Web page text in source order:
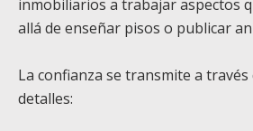
inmobiliarios a trabajar aspectos
allá de enseñar pisos o publicar
La confianza se transmite a través
detalles: